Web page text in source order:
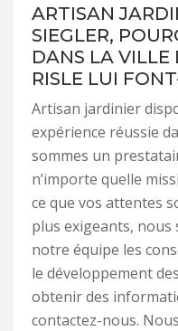
ARTISAN
SIEGLER,
DANS LA VILLE
RISLE LUI
Artisan jardinier
expérience réussie
sommes un
n’importe quelle
ce que vos attentes
plus exigeants, nous
notre équipe les
le développement
obtenir des
contactez-nous.